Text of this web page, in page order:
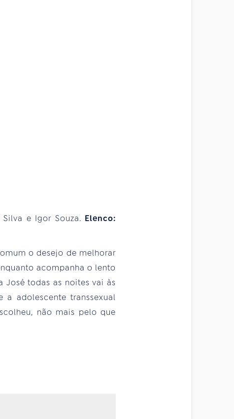
e Igor Souza. Elenco:
o desejo de melhorar
acompanha o lento
José todas as noites vai às
adolescente transsexual
não mais pelo que